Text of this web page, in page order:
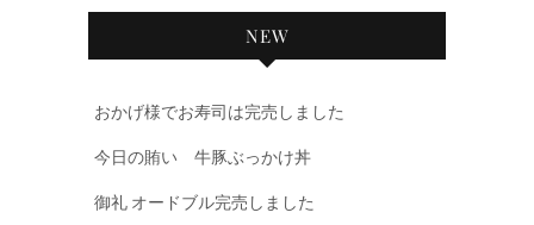
NEW
おかげ様でお寿司は完売しました
今日の賄い 牛豚ぶっかけ丼
御礼 オードブル完売しました